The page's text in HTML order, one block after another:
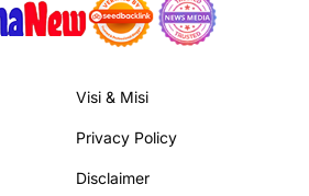
Visi & Misi
Privacy Policy
Disclaimer